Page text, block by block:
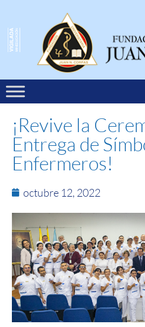
¡Revive la
Entrega de
Enfermeros!
octubre 12, 2022